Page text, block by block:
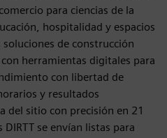
para ciencias de la
hospitalidad y espacios
de construcción
herramientas digitales para
con libertad de
y resultados
del sitio con precisión en 21
se envían listas para